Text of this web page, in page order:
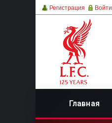
Регистрация Войти
Главная